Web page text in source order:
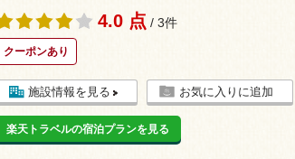
4.0 点 / 3件
クーポンあり
施設情報を見る お気に入りに追加
楽天トラベルの宿泊プランを見る